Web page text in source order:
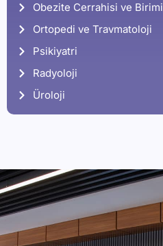
Obezite Cerrahisi ve Birimi
Ortopedi ve Travmatoloji
Psikiyatri
Radyoloji
Üroloji